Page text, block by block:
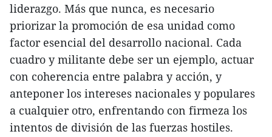
liderazgo. Más que nunca, es necesario
priorizar la promoción de esa unidad como
factor esencial del desarrollo nacional. Cada
cuadro y militante debe ser un ejemplo, actuar
con coherencia entre palabra y acción, y
anteponer los intereses nacionales y populares
a cualquier otro, enfrentando con firmeza los
intentos de división de las fuerzas hostiles.